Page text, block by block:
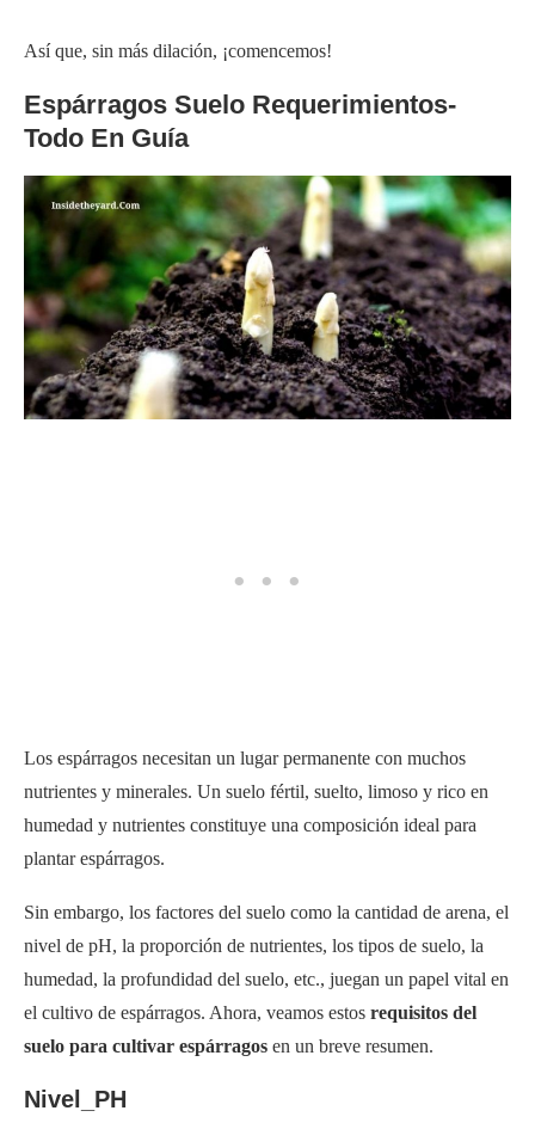
Así que, sin más dilación, ¡comencemos!
Espárragos Suelo Requerimientos-
Todo En Guía
Los espárragos necesitan un lugar permanente con muchos
nutrientes y minerales. Un suelo fértil, suelto, limoso y rico en
humedad y nutrientes constituye una composición ideal para
plantar espárragos.
Sin embargo, los factores del suelo como la cantidad de arena, el
nivel de pH, la proporción de nutrientes, los tipos de suelo, la
humedad, la profundidad del suelo, etc., juegan un papel vital en
el cultivo de espárragos. Ahora, veamos estos requisitos del
suelo para cultivar espárragos en un breve resumen.
Nivel_PH